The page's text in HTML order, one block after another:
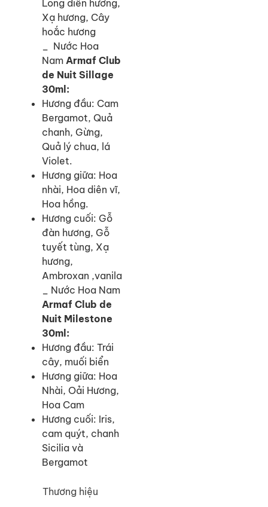
Thương hiệu
Long diên hương,
Xạ hương, Cây
hoắc hương
_ Nước Hoa
Nam Armaf Club
de Nuit Sillage
30ml:
Hương đầu: Cam
Bergamot, Quả
chanh, Gừng,
Quả lý chua, lá
Violet.
Hương giữa: Hoa
nhài, Hoa diên vĩ,
Hoa hồng.
Hương cuối: Gỗ
đàn hương, Gỗ
tuyết tùng, Xạ
hương,
Ambroxan ,vanila
_ Nước Hoa Nam
Armaf Club de
Nuit Milestone
30ml:
Hương đầu: Trái
cây, muối biển
Hương giữa: Hoa
Nhài, Oải Hương,
Hoa Cam
Hương cuối: Iris,
cam quýt, chanh
Sicilia và
Bergamot